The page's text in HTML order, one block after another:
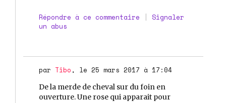
Répondre à ce commentaire | Signaler
un abus
par Tibo , le 25 mars 2017 à 17:04
De la merde de cheval sur du foin en
ouverture. Une rose qui apparait pour